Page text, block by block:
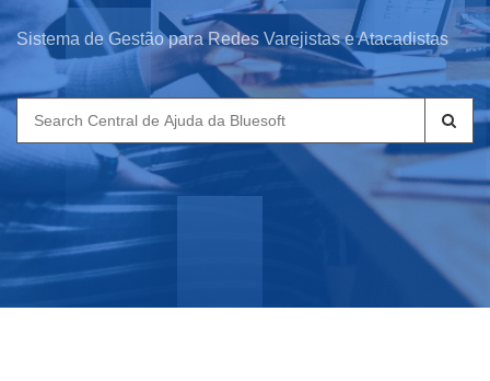
Sistema de Gestão para Redes Varejistas e Atacadistas
Search
for: